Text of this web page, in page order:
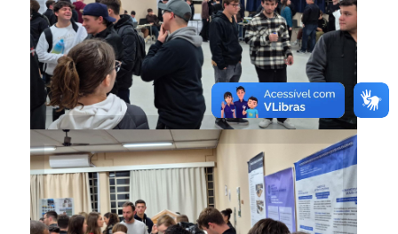
em pôsteres, maquetes,
protótipos e outros materiais
Resultados foram mostrados